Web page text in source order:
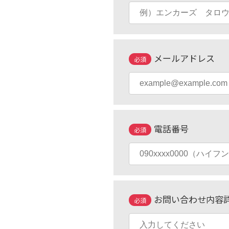
必須 メールアドレス
必須 電話番号
必須 お問い合わせ内容